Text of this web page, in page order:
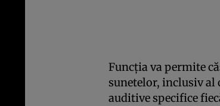
Funcția va permite
sunetelor, inclusiv al
auditive specifice